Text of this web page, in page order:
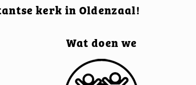
kerk in Oldenzaal!
Wat doen we